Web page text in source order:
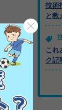
技術
と教
これ
ク記